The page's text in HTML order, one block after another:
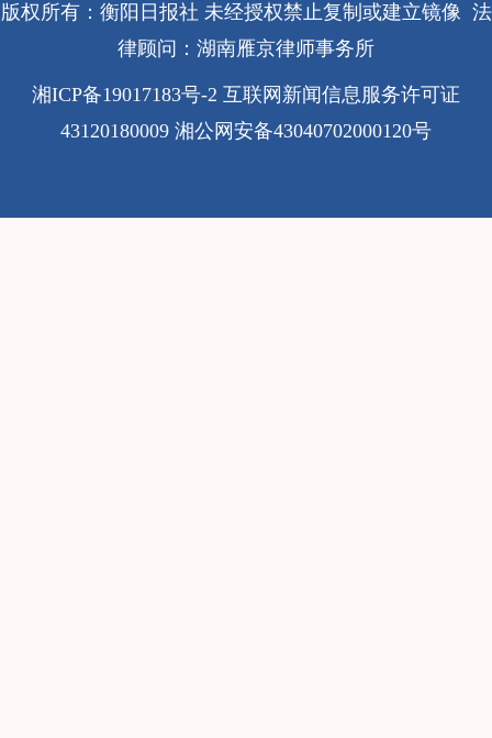
版权所有：衡阳日报社 未经授权禁止复制或建立镜像 法
律顾问：湖南雁京律师事务所
湘ICP备19017183号-2 互联网新闻信息服务许可证
43120180009 湘公网安备43040702000120号